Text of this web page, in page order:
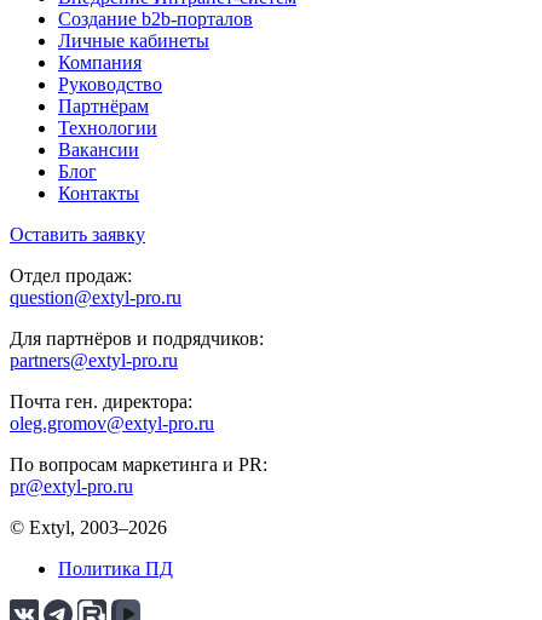
Создание b2b-порталов
Личные кабинеты
Компания
Руководство
Партнёрам
Технологии
Вакансии
Блог
Контакты
Оставить заявку
Отдел продаж:
question@extyl-pro.ru
Для партнёров и подрядчиков:
partners@extyl-pro.ru
Почта ген. директора:
oleg.gromov@extyl-pro.ru
По вопросам маркетинга и PR:
pr@extyl-pro.ru
© Extyl, 2003–2026
Политика ПД